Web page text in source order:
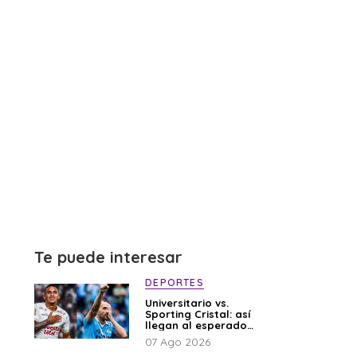
Te puede interesar
DEPORTES
Universitario vs.
Sporting Cristal: así
llegan al esperado
duelo
07 Ago 2026